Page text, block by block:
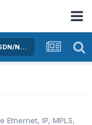
Активное оборудование Ethernet, IP, MPLS, SDN/NFV...
Ethernet, IP, MPLS,